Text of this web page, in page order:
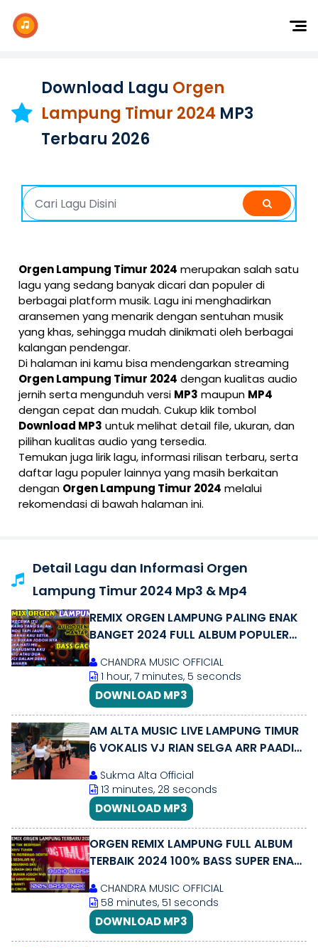
Dangdut
Indonesia
K-Pop
Download Lagu Orgen
Lampung Timur 2024 MP3
Terbaru 2026
Orgen Lampung Timur 2024 merupakan salah satu
lagu yang sedang banyak dicari dan populer di
berbagai platform musik. Lagu ini menghadirkan
aransemen yang menarik dengan sentuhan musik
yang khas, sehingga mudah dinikmati oleh berbagai
kalangan pendengar.
Di halaman ini kamu bisa mendengarkan streaming
Orgen Lampung Timur 2024 dengan kualitas audio
jernih serta mengunduh versi MP3 maupun MP4
dengan cepat dan mudah. Cukup klik tombol
Download MP3 untuk melihat detail file, ukuran, dan
pilihan kualitas audio yang tersedia.
Temukan juga lirik lagu, informasi rilisan terbaru, serta
daftar lagu populer lainnya yang masih berkaitan
dengan Orgen Lampung Timur 2024 melalui
rekomendasi di bawah halaman ini.
Detail Lagu dan Informasi Orgen
Lampung Timur 2024 Mp3 & Mp4
REMIX ORGEN LAMPUNG PALING ENAK
BANGET 2024 FULL ALBUM POPULER
MANTAP
CHANDRA MUSIC OFFICIAL
1 hour, 7 minutes, 5 seconds
DOWNLOAD MP3
AM ALTA MUSIC LIVE LAMPUNG TIMUR
6 VOKALIS VJ RIAN SELGA ARR PAADIN
Sukma Alta Official
13 minutes, 28 seconds
DOWNLOAD MP3
ORGEN REMIX LAMPUNG FULL ALBUM
TERBAIK 2024 100% BASS SUPER ENAK
CHANDRA MUSIC OFFICIAL
58 minutes, 51 seconds
DOWNLOAD MP3